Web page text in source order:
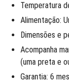
Temperatura
Alimentação:
Dimensões e
Acompanha
(uma preta e
Garantia: 6